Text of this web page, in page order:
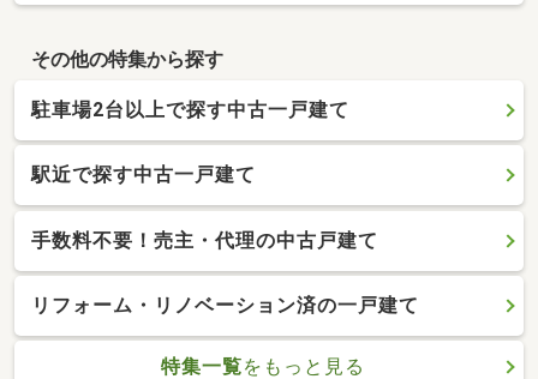
その他の特集から探す
駐車場2台以上で探す中古一戸建て
駅近で探す中古一戸建て
手数料不要！売主・代理の中古戸建て
リフォーム・リノベーション済の一戸建て
特集一覧をもっと見る